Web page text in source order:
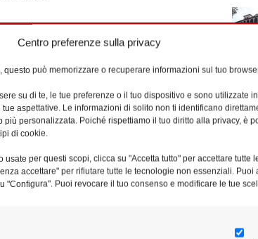
Centro preferenze sulla privacy
può memorizzare o recuperare informazioni sul tuo
su di te, le tue preferenze o il tuo dispositivo e sono utilizzate
aspettative. Le informazioni di solito non ti identificano
personalizzata. Poiché rispettiamo il tuo diritto alla privacy, è
di cookie.
per questi scopi, clicca su "Accetta tutto" per accettare tutte
accettare" per rifiutare tutte le tecnologie non essenziali. Puoi
"Configura". Puoi revocare il tuo consenso e modificare le tue
Dio Padre,
a Irma il premio
suoi familiari.
2020, alle ore 16,
in Laterano
Angelo De Donatis.